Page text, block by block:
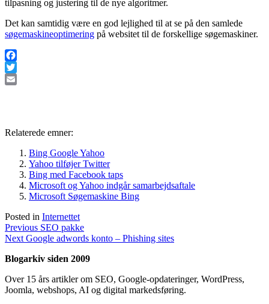
tilpasning og justering til de nye algoritmer.
Det kan samtidig være en god lejlighed til at se på den samlede
søgemaskineoptimering på websitet til de forskellige søgemaskiner.
Facebook
Twitter
Relaterede emner:
Bing Google Yahoo
Yahoo tilføjer Twitter
Bing med Facebook taps
Microsoft og Yahoo indgår samarbejdsaftale
Microsoft Søgemaskine Bing
Posted in Internettet
Indlægsnavigation
Previous Previous
post:
SEO pakke
Next Next
Google adwords konto – Phishing sites
Blogarkiv siden 2009
Over 15 års artikler om SEO, Google-opdateringer, WordPress,
Joomla, webshops, AI og digital markedsføring.